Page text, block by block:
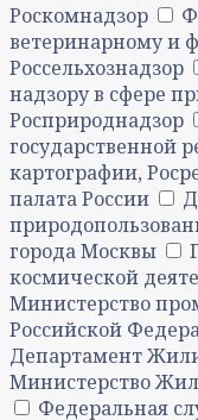
Роскомнадзор
ветеринарному и
Россельхознадзор
надзору в сфере
Росприроднадзор
государственной
картографии,
палата России
города Москвы
космической
Министерство
Российской
Департамент
Министерство
Федеральная